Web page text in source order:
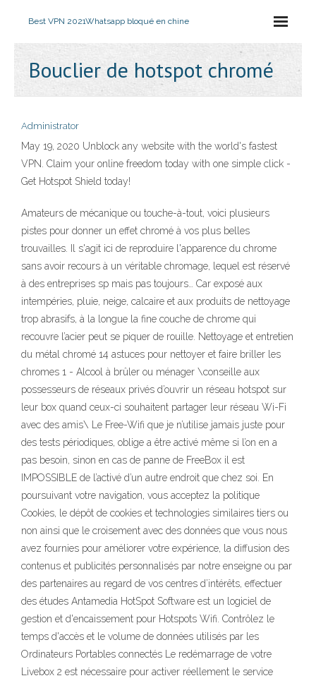
Best VPN 2021Whatsapp bloqué en chine
Bouclier de hotspot chromé
Administrator
May 19, 2020 Unblock any website with the world's fastest
VPN. Claim your online freedom today with one simple click -
Get Hotspot Shield today!
Amateurs de mécanique ou touche-à-tout, voici plusieurs
pistes pour donner un effet chromé à vos plus belles
trouvailles. Il s'agit ici de reproduire l'apparence du chrome
sans avoir recours à un véritable chromage, lequel est réservé
à des entreprises sp mais pas toujours… Car exposé aux
intempéries, pluie, neige, calcaire et aux produits de nettoyage
trop abrasifs, à la longue la fine couche de chrome qui
recouvre l’acier peut se piquer de rouille. Nettoyage et entretien
du métal chromé 14 astuces pour nettoyer et faire briller les
chromes 1 - Alcool à brûler ou ménager \conseille aux
possesseurs de réseaux privés d’ouvrir un réseau hotspot sur
leur box quand ceux-ci souhaitent partager leur réseau Wi-Fi
avec des amis\ Le Free-Wifi que je n’utilise jamais juste pour
des tests périodiques, oblige a être activé même si l’on en a
pas besoin, sinon en cas de panne de FreeBox il est
IMPOSSIBLE de l’activé d’un autre endroit que chez soi. En
poursuivant votre navigation, vous acceptez la politique
Cookies, le dépôt de cookies et technologies similaires tiers ou
non ainsi que le croisement avec des données que vous nous
avez fournies pour améliorer votre expérience, la diffusion des
contenus et publicités personnalisés par notre enseigne ou par
des partenaires au regard de vos centres d’intérêts, effectuer
des études Antamedia HotSpot Software est un logiciel de
gestion et d'encaissement pour Hotspots Wifi. Contrôlez le
temps d'accès et le volume de données utilisés par les
Ordinateurs Portables connectés Le redémarrage de votre
Livebox 2 est nécessaire pour activer réellement le service